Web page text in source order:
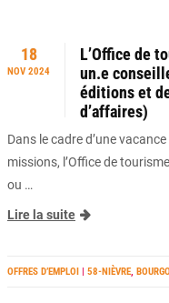
18
NOV 2024
L’Office de
un.e
éditions et
d’affaires)
Dans le cadre d’une
missions, l’Office de
ou …
Lire la suite
OFFRES D’EMPLOI | 58-NIÈVRE,